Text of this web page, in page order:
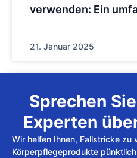
verwenden: Ein
21. Januar 2025
Sprechen
Experten
Wir helfen Ihnen, Fallstricke zu
Körperpflegeprodukte